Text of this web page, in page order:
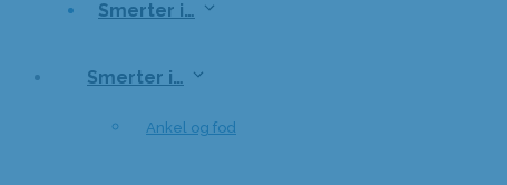
Smerter i…
Ankel og fod
Smerter i…